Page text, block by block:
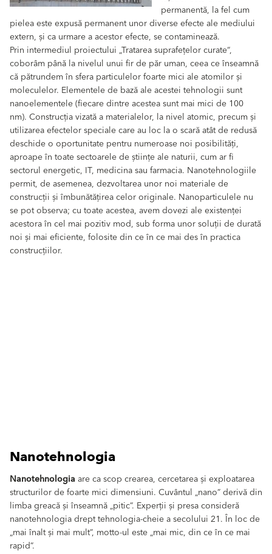
permanentă, la fel cum
pielea este expusă permanent unor diverse efecte ale mediului
extern, și ca urmare a acestor efecte, se contaminează.
Prin intermediul proiectului „Tratarea suprafețelor curate“,
coborâm până la nivelul unui fir de păr uman, ceea ce înseamnă
că pătrundem în sfera particulelor foarte mici ale atomilor și
moleculelor. Elementele de bază ale acestei tehnologii sunt
nanoelementele (fiecare dintre acestea sunt mai mici de 100
nm). Construcția vizată a materialelor, la nivel atomic, precum și
utilizarea efectelor speciale care au loc la o scară atât de redusă
deschide o oportunitate pentru numeroase noi posibilități,
aproape în toate sectoarele de științe ale naturii, cum ar fi
sectorul energetic, IT, medicina sau farmacia. Nanotehnologiile
permit, de asemenea, dezvoltarea unor noi materiale de
construcții și îmbunătățirea celor originale. Nanoparticulele nu
se pot observa; cu toate acestea, avem dovezi ale existenței
acestora în cel mai pozitiv mod, sub forma unor soluții de durată
noi și mai eficiente, folosite din ce în ce mai des în practica
construcțiilor.
Nanotehnologia
Nanotehnologiaare ca scop crearea, cercetarea și exploatarea
structurilor de foarte mici dimensiuni. Cuvântul „nano” derivă din
limba greacă și înseamnă „pitic”. Experții și presa consideră
nanotehnologia drept tehnologia-cheie a secolului 21. În loc de
„mai înalt și mai mult”, motto-ul este „mai mic, din ce în ce mai
rapid”.